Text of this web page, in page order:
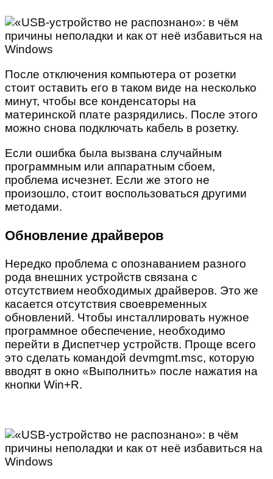
После отключения компьютера от розетки
стоит оставить его в таком виде на несколько
минут, чтобы все конденсаторы на
материнской плате разрядились. После этого
можно снова подключать кабель в розетку.
Если ошибка была вызвана случайным
программным или аппаратным сбоем,
проблема исчезнет. Если же этого не
произошло, стоит воспользоваться другими
методами.
Обновление драйверов
Нередко проблема с опознаванием разного
рода внешних устройств связана с
отсутствием необходимых драйверов. Это же
касается отсутствия своевременных
обновлений. Чтобы инсталлировать нужное
программное обеспечение, необходимо
перейти в Диспетчер устройств. Проще всего
это сделать командой devmgmt.msc, которую
вводят в окно «Выполнить» после нажатия на
кнопки Win+R.